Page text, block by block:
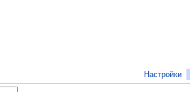
Настройки